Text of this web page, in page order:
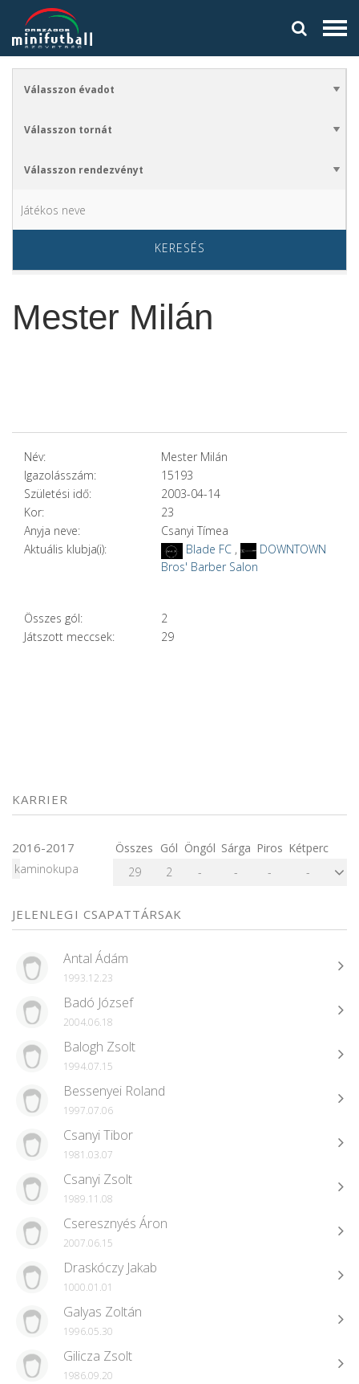
KERESÉS
Mester Milán
Név:
Mester Milán
Igazolásszám:
15193
Születési idő:
2003-04-14
Kor:
23
Anyja neve:
Csanyi Tímea
Aktuális klubja(i):
Blade FC ,
DOWNTOWN
Bros' Barber Salon
Összes gól:
2
Játszott meccsek:
29
KARRIER
2016-2017 Összes Gól Öngól Sárga Piros Kétperc
kaminokupa
29 2 - - - -
JELENLEGI CSAPATTÁRSAK
Antal Ádám
1993.12.23
Badó József
2004.06.18
Balogh Zsolt
1994.07.15
Bessenyei Roland
1997.07.06
Csanyi Tibor
1981.03.07
Csanyi Zsolt
1989.11.08
Cseresznyés Áron
2007.06.15
Draskóczy Jakab
1000.01.01
Galyas Zoltán
1996.05.30
Gilicza Zsolt
1986.09.20